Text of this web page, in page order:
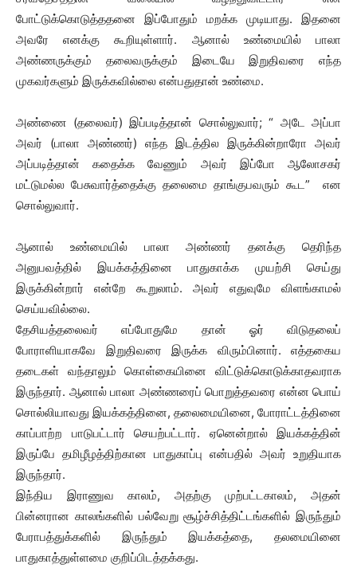
போட்டுக்கொடுத்ததனை இப்போதும் மறக்க முடியாது. இதனை
அவரே எனக்கு கூறியுள்ளார். ஆனால் உண்மையில் பாலா
அண்ணருக்கும் தலைவருக்கும் இடையே இறுதிவரை எந்த
முகவர்களும் இருக்கவில்லை என்பதுதான் உண்மை.
அண்ணை (தலைவர்) இப்படித்தான் சொல்லுவார்; “ அடே அப்பா
அவர் (பாலா அண்ணர்) எந்த இடத்தில இருக்கின்றாரோ அவர்
அப்படித்தான் கதைக்க வேணும் அவர் இப்போ ஆலோசகர்
மட்டுமல்ல பேசுவார்த்தைக்கு தலைமை தாங்குபவரும் கூட” என
சொல்லுவார்.
ஆனால் உண்மையில் பாலா அண்ணர் தனக்கு தெரிந்த
அனுபவத்தில் இயக்கத்தினை பாதுகாக்க முயற்சி செய்து
இருக்கின்றார் என்றே கூறுலாம். அவர் எதுவுமே விளங்காமல்
செய்யவில்லை.
தேசியத்தலைவர் எப்போதுமே தான் ஓர் விடுதலைப்
போராளியாகவே இறுதிவரை இருக்க விரும்பினார். எத்தகைய
தடைகள் வந்தாலும் கொள்கையினை விட்டுக்கொடுக்காதவராக
இருந்தார். ஆனால் பாலா அண்ணரைப் பொறுத்தவரை என்ன பொய்
சொல்லியாவது இயக்கத்தினை, தலைமையினை, போராட்டத்தினை
காப்பாற்ற பாடுபட்டார் செயற்பட்டார். ஏனென்றால் இயக்கத்தின்
இருப்பே தமிழீழத்திற்கான பாதுகாப்பு என்பதில் அவர் உறுதியாக
இருந்தார்.
இந்திய இராணுவ காலம், அதற்கு முற்பட்டகாலம், அதன்
பின்னரான காலங்களில் பல்வேறு சூழ்ச்சித்திட்டங்களில் இருந்தும்
பேராபத்துக்களில் இருந்தும் இயக்கத்தை, தலமையினை
பாதுகாத்துள்ளமை குறிப்பிடத்தக்கது.